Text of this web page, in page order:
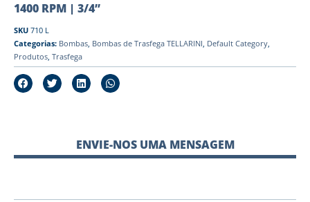
1400 RPM | 3/4”
SKU 710 L
Categorias: Bombas, Bombas de Trasfega TELLARINI, Default Category,
Produtos, Trasfega
ENVIE-NOS UMA MENSAGEM